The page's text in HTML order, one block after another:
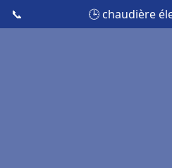
📞 🕒 chaudière